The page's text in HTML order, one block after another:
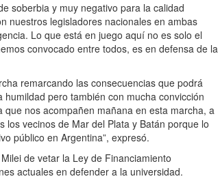
soberbia y muy negativo para la calidad
nuestros legisladores nacionales en ambas
Lo que está en juego aquí no es solo el
convocado entre todos, es en defensa de la
remarcando las consecuencias que podrá
pero también con mucha convicción
nos acompañen mañana en esta marcha, a
vecinos de Mar del Plata y Batán porque lo
público en Argentina”, expresó.
de vetar la Ley de Financiamiento
actuales en defender a la universidad.